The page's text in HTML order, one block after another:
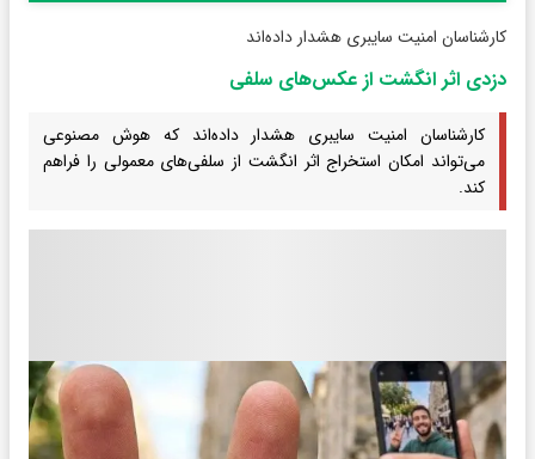
کارشناسان امنیت سایبری هشدار داده‌اند
دزدی اثر انگشت از عکس‌های سلفی
کارشناسان امنیت سایبری هشدار داده‌اند که هوش مصنوعی
می‌تواند امکان استخراج اثر انگشت از سلفی‌های معمولی را فراهم
کند.